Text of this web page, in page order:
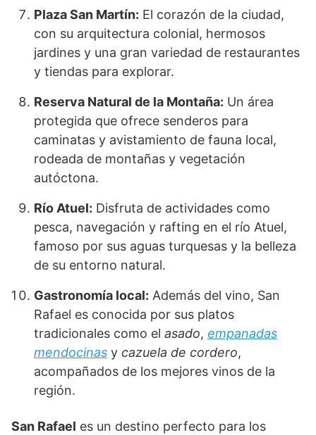
Plaza San Martín: El corazón de la ciudad,
con su arquitectura colonial, hermosos
jardines y una gran variedad de restaurantes
y tiendas para explorar.
Reserva Natural de la Montaña: Un área
protegida que ofrece senderos para
caminatas y avistamiento de fauna local,
rodeada de montañas y vegetación
autóctona.
Río Atuel: Disfruta de actividades como
pesca, navegación y rafting en el río Atuel,
famoso por sus aguas turquesas y la belleza
de su entorno natural.
Gastronomía local: Además del vino, San
Rafael es conocida por sus platos
tradicionales como el asado, empanadas
mendocinas y cazuela de cordero,
acompañados de los mejores vinos de la
región.
San Rafael es un destino perfecto para los